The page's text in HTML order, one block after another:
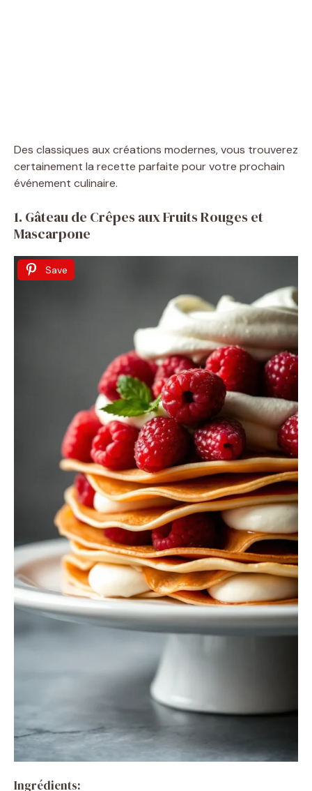
Des classiques aux créations modernes, vous trouverez
certainement la recette parfaite pour votre prochain
événement culinaire.
1. Gâteau de Crêpes aux Fruits Rouges et
Mascarpone
Save
Ingrédients: